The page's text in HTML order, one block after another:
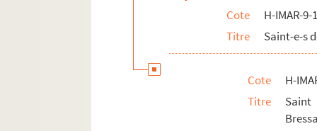
Cote
H-IMAR-9-
Titre
Saint-e-s
Cote
H-
Titre
Saint